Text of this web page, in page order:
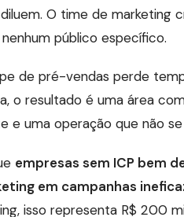
O time de marketing
público específico.
de pré-vendas perde
o resultado é uma área
e uma operação que não
empresas sem ICP bem
em campanhas
isso representa R$ 200